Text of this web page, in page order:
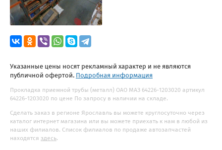
Указанные цены носят рекламный характер и не являются
публичной офертой. Подробная информация
Прокладка приемной трубы (металл) ОАО МАЗ 64226-1203020 артикул
64226-1203020 по цене По запросу в наличии на складе.
Сделать заказ в регионе Ярославль вы можете круглосуточно через
каталог интернет магазина или вы можете приехать к нам в любой из
наших филиалов. Список филиалов по продаже автозапчастей
находятся здесь.